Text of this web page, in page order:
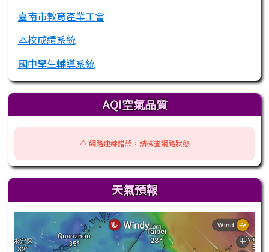
臺南市教育產業工會
本校成績系統
國中學生輔導系統
AQI空氣品質
⚠️ 網路連線錯誤，請檢查網路狀態
天氣預報